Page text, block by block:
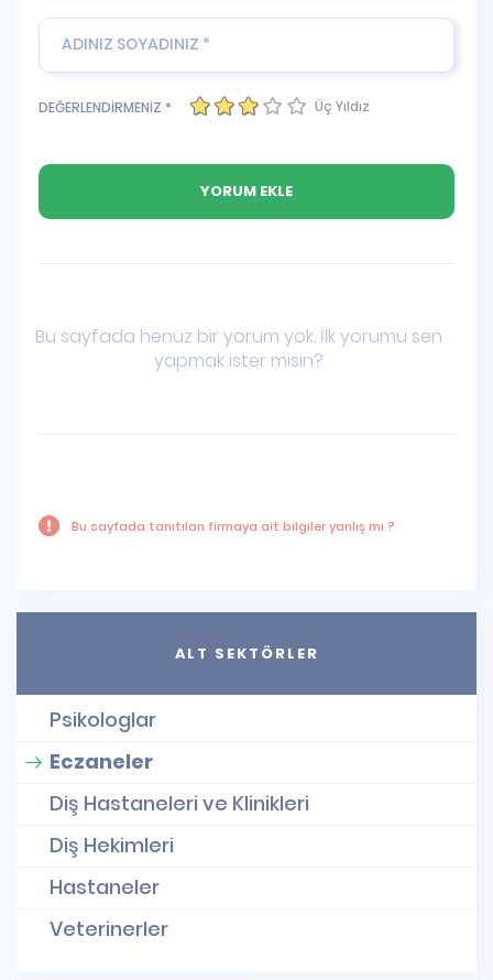
DEĞERLENDİRMENİZ * Üç Yıldız
Bu sayfada henüz bir yorum yok. İlk yorumu sen
yapmak ister misin?
Bu sayfada tanıtılan firmaya ait bilgiler yanlış mı ?
ALT SEKTÖRLER
Psikologlar
Eczaneler
Diş Hastaneleri ve Klinikleri
Diş Hekimleri
Hastaneler
Veterinerler